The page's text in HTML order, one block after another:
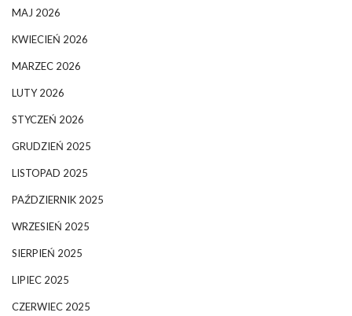
MAJ 2026
KWIECIEŃ 2026
MARZEC 2026
LUTY 2026
STYCZEŃ 2026
GRUDZIEŃ 2025
LISTOPAD 2025
PAŹDZIERNIK 2025
WRZESIEŃ 2025
SIERPIEŃ 2025
LIPIEC 2025
CZERWIEC 2025